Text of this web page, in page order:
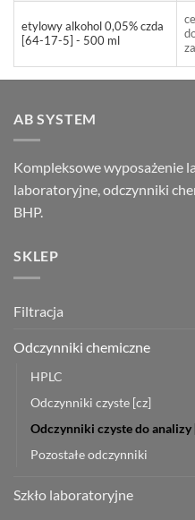
etylowy alkohol 0,05% czda
[64-17-5] - 500 ml
AB SYSTEM
Kompleksowe wyposażenie
laboratoryjne, odczynniki
BHP.
SKLEP
Filtracja
Odczynniki chemiczne
HPLC
Odczynniki czyste [cz]
Odczynniki czyste do analizy
Pozostałe odczynniki
Szkło laboratoryjne